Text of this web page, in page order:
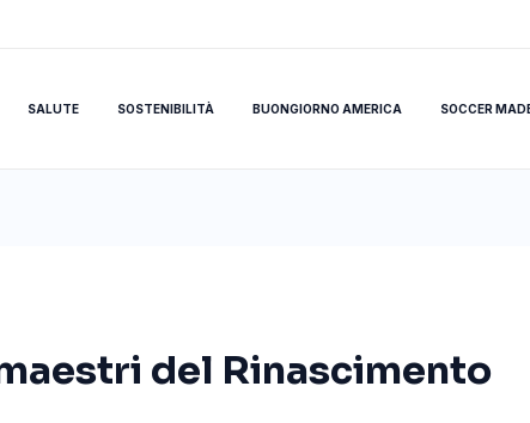
SALUTE SOSTENIBILITÀ BUONGIORNO AMERICA SOCCER
del Rinascimento